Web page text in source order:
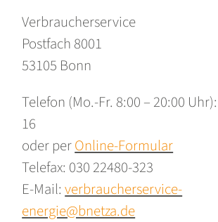
Verbraucherservice
Postfach 8001
53105 Bonn
Telefon (Mo.-Fr. 8:00 – 20:00
16
oder perOnline-Formular
Telefax: 030 22480-323
E-Mail:verbraucherservice-
energie@bnetza.de